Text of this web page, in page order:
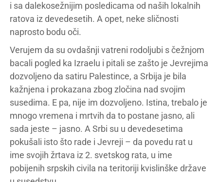
i sa dalekosežnijim posledicama od naših lokalnih
ratova iz devedesetih. A opet, neke sličnosti
naprosto bodu oči.
Verujem da su ovdašnji vatreni rodoljubi s čežnjom
bacali pogled ka Izraelu i pitali se zašto je Jevrejima
dozvoljeno da satiru Palestince, a Srbija je bila
kažnjena i prokazana zbog zločina nad svojim
susedima. E pa, nije im dozvoljeno. Istina, trebalo je
mnogo vremena i mrtvih da to postane jasno, ali
sada jeste – jasno. A Srbi su u devedesetima
pokušali isto što rade i Jevreji – da povedu rat u
ime svojih žrtava iz 2. svetskog rata, u ime
pobijenih srpskih civila na teritoriji kvislinške države